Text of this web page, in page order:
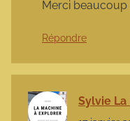
Merci beaucoup
Répondre
Sylvie